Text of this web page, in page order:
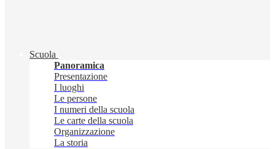
Scuola
Panoramica
Presentazione
I luoghi
Le persone
I numeri della scuola
Le carte della scuola
Organizzazione
La storia